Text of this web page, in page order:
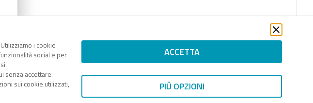
i cookie
social e per
senza accettare.
sui cookie utilizzati,
ACCETTA
PIÙ OPZIONI